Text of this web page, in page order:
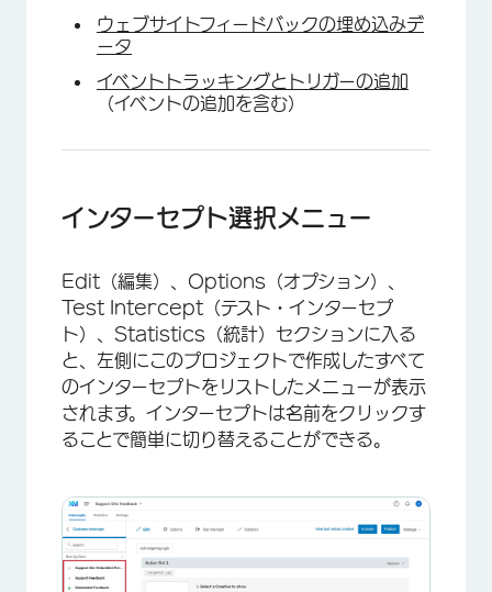
×
ウェブサイトフィードバックの埋め込みデ
ータ
イベントトラッキングとトリガーの追加
（イベントの追加を含む）
インターセプト選択メニュー
Edit（編集）、Options（オプション）、
Test Intercept（テスト・インターセプ
ト）、Statistics（統計）セクションに入る
と、左側にこのプロジェクトで作成したすべて
のインターセプトをリストしたメニューが表示
されます。インターセプトは名前をクリックす
ることで簡単に切り替えることができる。